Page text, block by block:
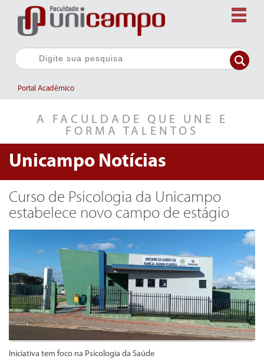
Portal Acadêmico
A FACULDADE QUE UNE E
FORMA TALENTOS
Unicampo Notícias
Curso de Psicologia da Unicampo
estabelece novo campo de estágio
Iniciativa tem foco na Psicologia da Saúde